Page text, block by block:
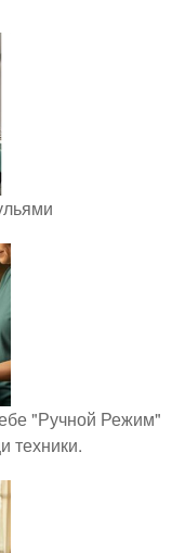
"Ручной Режим"
техники.